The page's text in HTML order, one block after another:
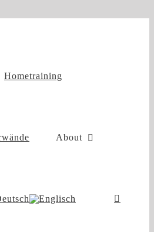
Hometraining
About